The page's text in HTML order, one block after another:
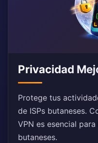
Privacidad
Protege tus
de ISPs butaneses.
VPN es esencial
butaneses.